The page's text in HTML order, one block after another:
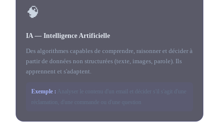
🧠
IA — Intelligence Artificielle
Des algorithmes capables de comprendre, raisonner et décider à
partir de données non structurées (texte, images, parole). Ils
apprennent et s'adaptent.
Exemple : Analyser le contenu d'un email et décider s'il s'agit d'une
réclamation, d'une commande ou d'une question